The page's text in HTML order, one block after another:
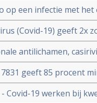
op een infectie met
beschermt echter
aan uit Israel
(Covid-19) geeft 2x
dan de Alpha mutatie.
antilichamen,
patienten die zelf
geeft 85 procent
- COVID-
Covid-19 werken bij